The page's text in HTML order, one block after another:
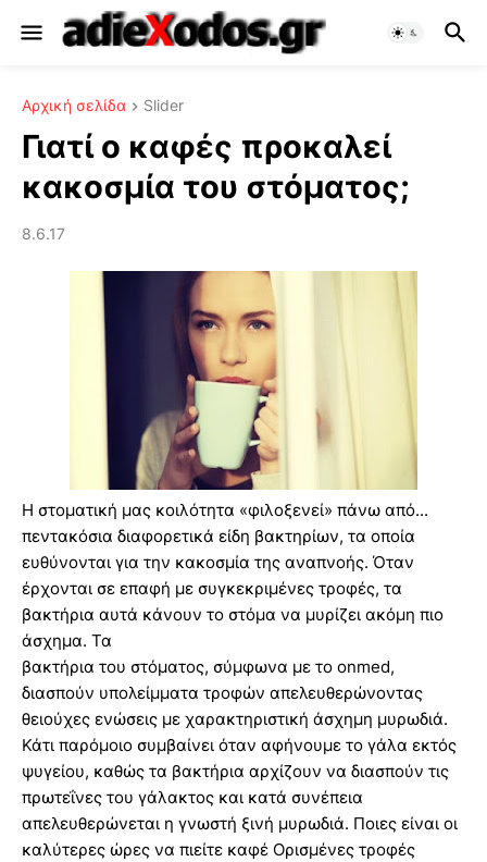
Αρχική σελίδα Slider
Γιατί ο καφές προκαλεί
κακοσμία του στόματος;
8.6.17
Η στοματική μας κοιλότητα «φιλοξενεί» πάνω από...
πεντακόσια διαφορετικά είδη βακτηρίων, τα οποία
ευθύνονται για την κακοσμία της αναπνοής. Όταν
έρχονται σε επαφή με συγκεκριμένες τροφές, τα
βακτήρια αυτά κάνουν το στόμα να μυρίζει ακόμη πιο
άσχημα. Τα
βακτήρια του στόματος, σύμφωνα με το onmed,
διασπούν υπολείμματα τροφών απελευθερώνοντας
θειούχες ενώσεις με χαρακτηριστική άσχημη μυρωδιά.
Κάτι παρόμοιο συμβαίνει όταν αφήνουμε το γάλα εκτός
ψυγείου, καθώς τα βακτήρια αρχίζουν να διασπούν τις
πρωτεΐνες του γάλακτος και κατά συνέπεια
απελευθερώνεται η γνωστή ξινή μυρωδιά. Ποιες είναι οι
καλύτερες ώρες να πιείτε καφέ Ορισμένες τροφές